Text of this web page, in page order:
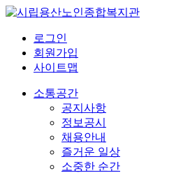
로그인
회원가입
사이트맵
소통공간
공지사항
정보공시
채용안내
즐거운 일상
소중한 순간